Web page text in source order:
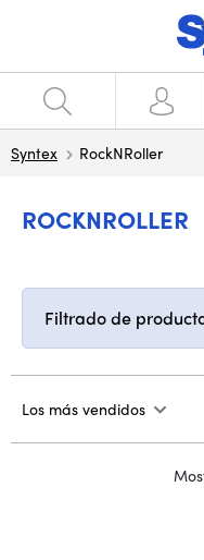
Syntex RockNRoller
ROCKNROLLER
Filtrado de
Los más vendidos